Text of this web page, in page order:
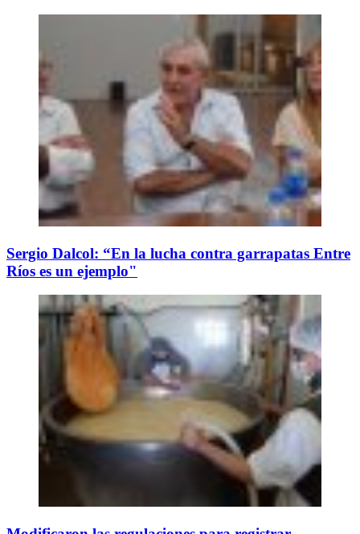
Sergio Dalcol: “En la lucha contra garrapatas Entre
Ríos es un ejemplo"